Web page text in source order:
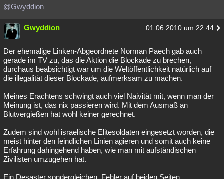
@Gwyddion
Gwyddion 01.06.2010 um 22:44
Der ehemalige Linken-Abgeordnete Norman Paech gab auch
gerade im TV zu, das die Aktion die Blockade zu brechen,
durchaus beabsichtigt war um die Weltöffentlichkeit natürlich auf
die illegalität dieser Blockade, aufmerksam zu machen.
Meines Erachtens schwingt auch viel Naivität mit, wenn man der
Meinung ist, das nix passieren wird. Mit dem Ausmaß an
Blutvergießen hat wohl keiner gerechnet.
Zudem sind wohl israelische Elitesoldaten eingesetzt worden, die
meist hinter den feindlichen Linien agieren und somit auch keine
Erfahrung dahingehend haben, wie man mit aufständischen
Zivilisten umzugehen hat.
Ein Desaster sondergleichen. Fehler auf beiden Seiten...